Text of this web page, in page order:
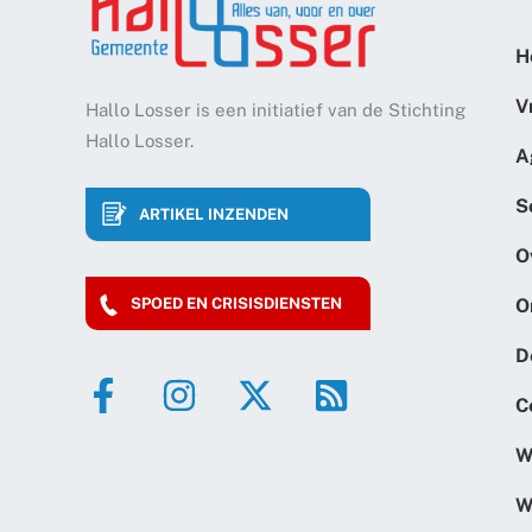
Hallo Losser is een initiatief van de Stichting
Hallo Losser.
ARTIKEL INZENDEN
SPOED EN CRISISDIENSTEN